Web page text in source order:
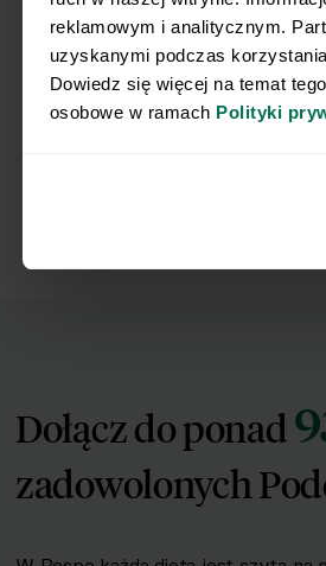
reklamowym i analitycznym.
uzyskanymi podczas
Dowiedz się więcej na temat
osobowe w ramach Polityki
Trzeba jednak
składników
Dla osób
Dołącz do ponad
zadowolonych